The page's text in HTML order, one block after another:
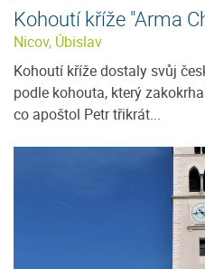
Kohoutí kříže "Arma
Nicov, Úbislav
Kohoutí kříže dostaly svůj
podle kohouta, který
co apoštol Petr třikrát...